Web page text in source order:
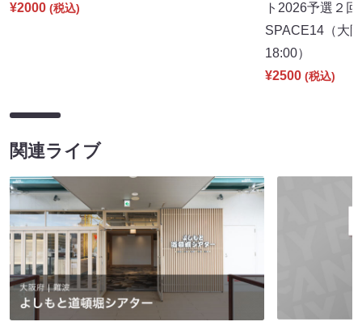
¥2000 (税込)
ト2026予選２
SPACE14（大
18:00）
¥2500 (税込)
関連ライブ